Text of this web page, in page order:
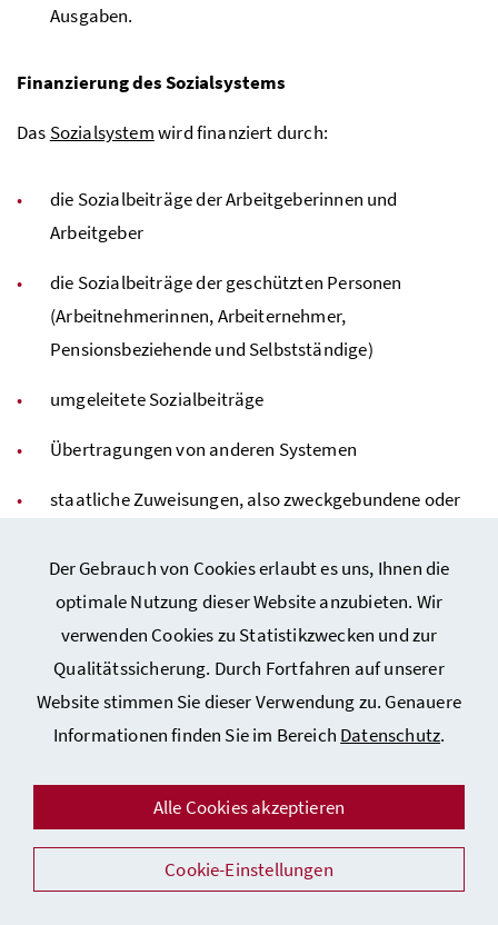
Der Gebrauch von Cookies erlaubt es uns, Ihnen die
optimale Nutzung dieser Website anzubieten. Wir
verwenden Cookies zu Statistikzwecken und zur
Qualitätssicherung. Durch Fortfahren auf unserer
Website stimmen Sie dieser Verwendung zu. Genauere
Informationen finden Sie im Bereich Datenschutz.
Alle Cookies akzeptieren
Cookie-Einstellungen
Ausgaben.
Finanzierung des Sozialsystems
Das Sozialsystemwird finanziert durch:
die Sozialbeiträge der Arbeitgeberinnen und
Arbeitgeber
die Sozialbeiträge der geschützten Personen
(Arbeitnehmerinnen, Arbeiternehmer,
Pensionsbeziehende und Selbstständige)
umgeleitete Sozialbeiträge
Übertragungen von anderen Systemen
staatliche Zuweisungen, also zweckgebundene oder
Finanzierung des Sozialschutzes
sonstige Einnahmen
Nettosozialschutzleistungen
Teilweise sind für Sozialleistungen in Österreich (zum
Sozialbeiträge (zum Beispiel Krankenversicherung) zu
entrichten. Diese Beiträge werden von den Sozialausgaben
abgezogen und ergeben damit die Nettosozialausgaben.